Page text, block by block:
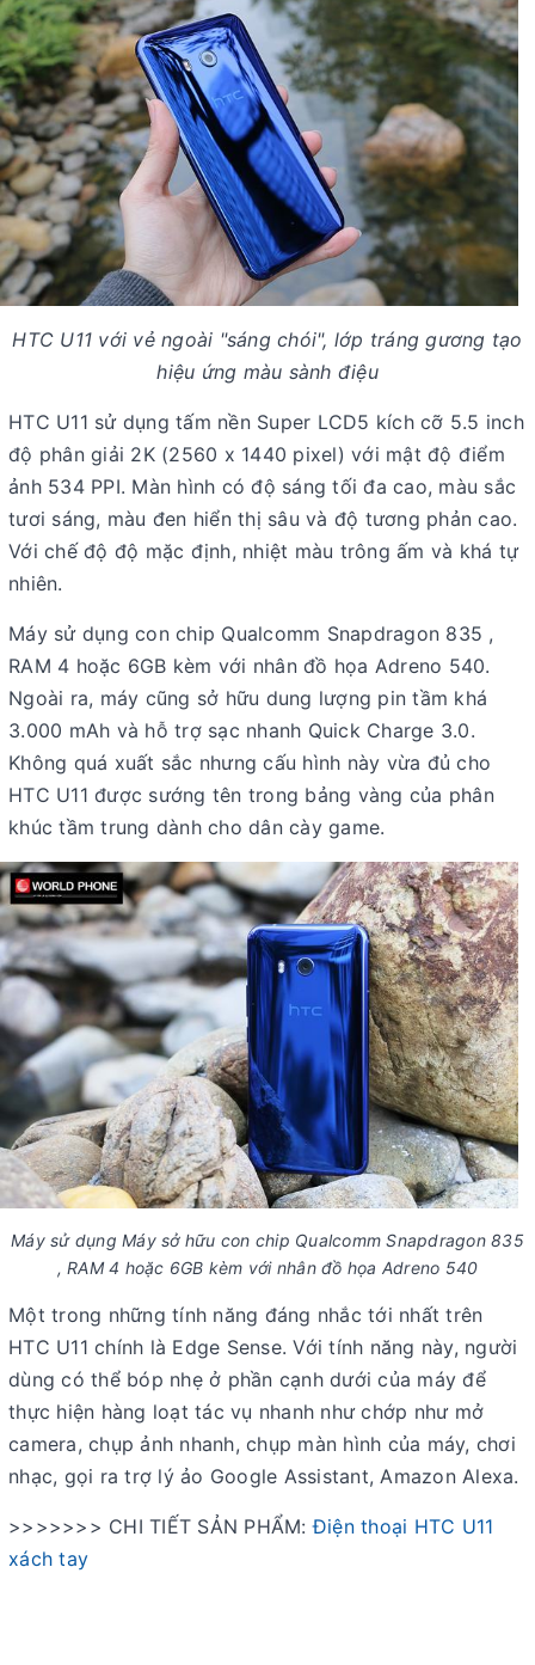
HTC U11 với vẻ ngoài "sáng chói", lớp tráng gương tạo
hiệu ứng màu sành điệu
HTC U11 sử dụng tấm nền Super LCD5 kích cỡ 5.5 inch
độ phân giải 2K (2560 x 1440 pixel) với mật độ điểm
ảnh 534 PPI. Màn hình có độ sáng tối đa cao, màu sắc
tươi sáng, màu đen hiển thị sâu và độ tương phản cao.
Với chế độ độ mặc định, nhiệt màu trông ấm và khá tự
nhiên.
Máy sử dụng con chip Qualcomm Snapdragon 835 ,
RAM 4 hoặc 6GB kèm với nhân đồ họa Adreno 540.
Ngoài ra, máy cũng sở hữu dung lượng pin tầm khá
3.000 mAh và hỗ trợ sạc nhanh Quick Charge 3.0.
Không quá xuất sắc nhưng cấu hình này vừa đủ cho
HTC U11 được sướng tên trong bảng vàng của phân
khúc tầm trung dành cho dân cày game.
Máy sử dụng Máy sở hữu con chip Qualcomm Snapdragon 835
, RAM 4 hoặc 6GB kèm với nhân đồ họa Adreno 540
Một trong những tính năng đáng nhắc tới nhất trên
HTC U11 chính là Edge Sense. Với tính năng này, người
dùng có thể bóp nhẹ ở phần cạnh dưới của máy để
thực hiện hàng loạt tác vụ nhanh như chớp như mở
camera, chụp ảnh nhanh, chụp màn hình của máy, chơi
nhạc, gọi ra trợ lý ảo Google Assistant, Amazon Alexa.
>>>>>>> CHI TIẾT SẢN PHẨM:Điện thoại HTC U11
xách tay